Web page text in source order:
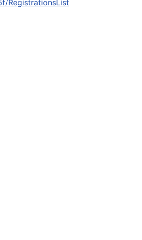
RegistrationsList